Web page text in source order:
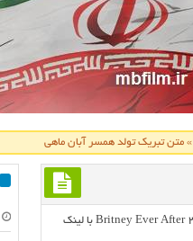
»متن تبریک تولد همسر آبان ماهی
دانلود رایگان مسنتد خارجی Britney Ever After 2017 با لینک